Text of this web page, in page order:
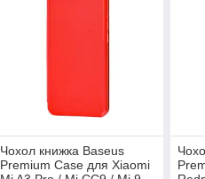
Чохол книжка Baseus
Premium Case для Xiaomi